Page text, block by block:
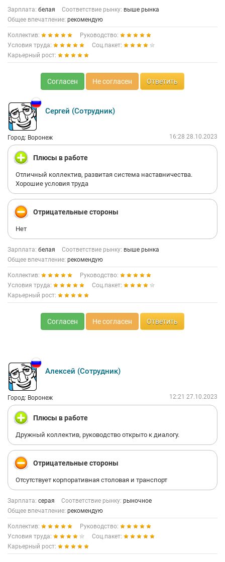
Зарплата: белая Соответствие рынку: выше рынка
Общее впечатление: рекомендую
Коллектив:
Руководство:
Условия труда:
Соц.пакет:
Карьерный рост:
Согласен Не согласен Ответить
Сергей (Сотрудник)
Город: Воронеж 16:28 28.10.2023
Плюсы в работе
Отличный коллектив, развитая система наставничества.
Хорошие условия труда
Отрицательные стороны
Нет
Зарплата: белая Соответствие рынку: выше рынка
Общее впечатление: рекомендую
Коллектив:
Руководство:
Условия труда:
Соц.пакет:
Карьерный рост:
Согласен Не согласен Ответить
Алексей (Сотрудник)
Город: Воронеж 12:21 27.10.2023
Плюсы в работе
Дружный коллектив, руководство открыто к диалогу.
Отрицательные стороны
Отсутствует корпоративная столовая и транспорт
Зарплата: серая Соответствие рынку: рыночное
Общее впечатление: рекомендую
Коллектив:
Руководство:
Условия труда:
Соц.пакет:
Карьерный рост: